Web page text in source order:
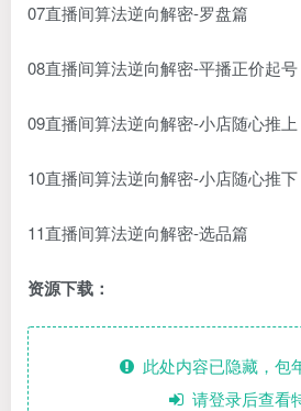
07直播间算法逆向解密-罗盘篇
08直播间算法逆向解密-平播正价起号
09直播间算法逆向解密-小店随心推上
10直播间算法逆向解密-小店随心推下
11直播间算法逆向解密-选品篇
资源下载：
此处内容已隐藏，包
请登录后查看